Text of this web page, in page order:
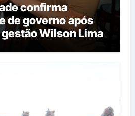
confirma
de governo após
Wilson Lima